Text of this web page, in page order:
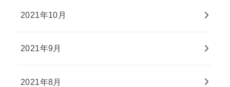
2021年10月
2021年9月
2021年8月